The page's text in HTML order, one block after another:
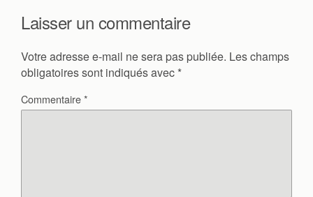
Laisser un commentaire
Votre adresse e-mail ne sera pas publiée. Les champs
obligatoires sont indiqués avec *
Commentaire*